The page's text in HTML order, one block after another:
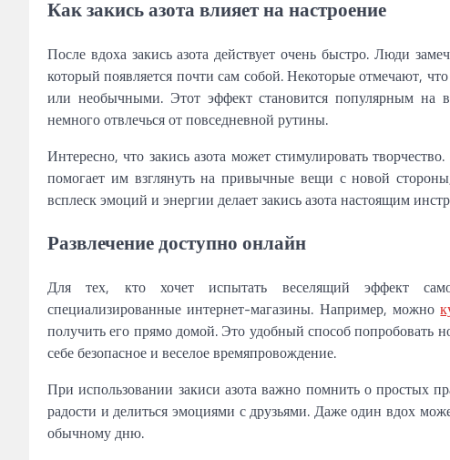
Как закись азота влияет на настроение
После вдоха закись азота действует очень быстро. Люди
который появляется почти сам собой. Некоторые отмечают,
или необычными. Этот эффект становится популярным на
немного отвлечься от повседневной рутины.
Интересно, что закись азота может стимулировать
помогает им взглянуть на привычные вещи с новой
всплеск эмоций и энергии делает закись азота настоящим
Развлечение доступно онлайн
Для тех, кто хочет испытать веселящий эффект
специализированные интернет-магазины. Например, можно
получить его прямо домой. Это удобный способ попробовать
себе безопасное и веселое времяпровождение.
При использовании закиси азота важно помнить о простых
радости и делиться эмоциями с друзьями. Даже один вдох
обычному дню.